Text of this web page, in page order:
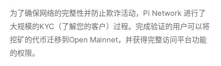
为了确保网络的完整性并防止欺诈活动，Pi Network 进行了
大规模的KYC（了解您的客户）过程。完成验证的用户可以将
挖矿的代币迁移到Open Mainnet，并获得完整访问平台功能
的权限。